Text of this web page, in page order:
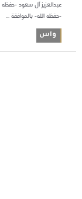
عبدالعزيز آل سعود -حفظه
-حفظه الله- بالموافقة ...
واس